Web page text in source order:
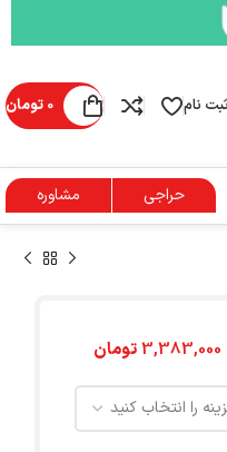
نام 0 تومان
حراجی مشاوره
3,383,000تومان